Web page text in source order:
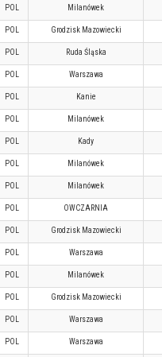
POL Milanówek
POL Grodzisk Mazowiecki
POL Ruda Śląska
POL Warszawa
POL Kanie
POL Milanówek
POL Kady
POL Milanówek
POL Milanówek
POL OWCZARNIA
POL Grodzisk Mazowiecki
POL Warszawa
POL Milanówek
POL Grodzisk Mazowiecki
POL Warszawa
POL Warszawa